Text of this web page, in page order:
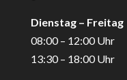
Dienstag – Freitag
08:00 – 12:00 Uhr
13:30 – 18:00 Uhr